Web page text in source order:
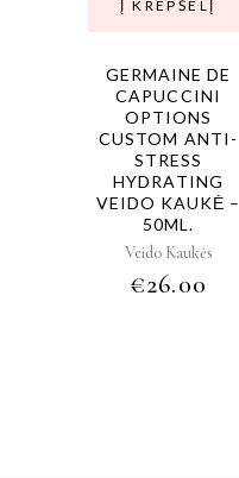
Į KREPŠELĮ
GERMAINE DE
CAPUCCINI
OPTIONS
CUSTOM ANTI-
STRESS
HYDRATING
VEIDO KAUKĖ –
50ML.
Veido Kaukės
€26.00